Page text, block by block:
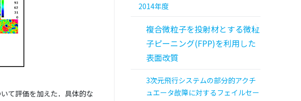
て評価を加えた．具体的な
2014年度
複合微粒子を投射材とする微粒
子ピーニング(FPP)を利用した
表面改質
3次元飛行システムの部分的アクチ
ュエータ故障に対するフェイルセー